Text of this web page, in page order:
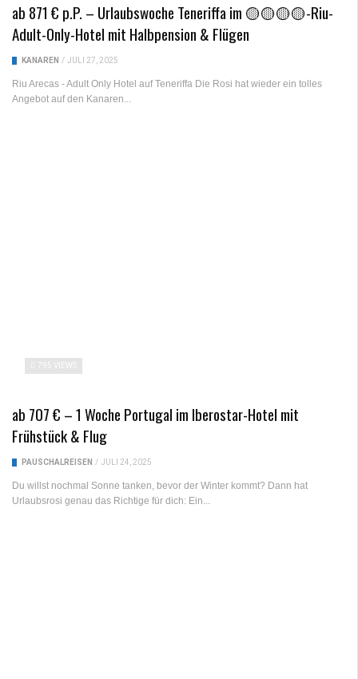
ab 871 € p.P. – Urlaubswoche Teneriffa im 🟡🟡🟡🟡-Riu-
Adult-Only-Hotel mit Halbpension & Flügen
KANAREN / JULI 27, 2025
Riu Arecas - Adult Only Hotel auf Teneriffa Die Rosi hat wieder ein tolles
Angebot auf den Kanaren...
795 VIEWS
ab 707 € – 1 Woche Portugal im Iberostar-Hotel mit
Frühstück & Flug
PAUSCHALREISEN / JULI 24, 2025
Du willst nochmal Sonne tanken, bevor der Winter kommt? Dann hat
Urlaubsrosi genau das Richtige für dich: Ein...